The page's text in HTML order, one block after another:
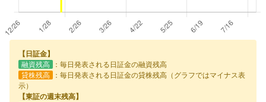
【日証金】
融資残高
：毎日発表される日証金の融資残高
貸株残高
：毎日発表される日証金の貸株残高（グラフではマイナス表
示）
【東証の週末残高】